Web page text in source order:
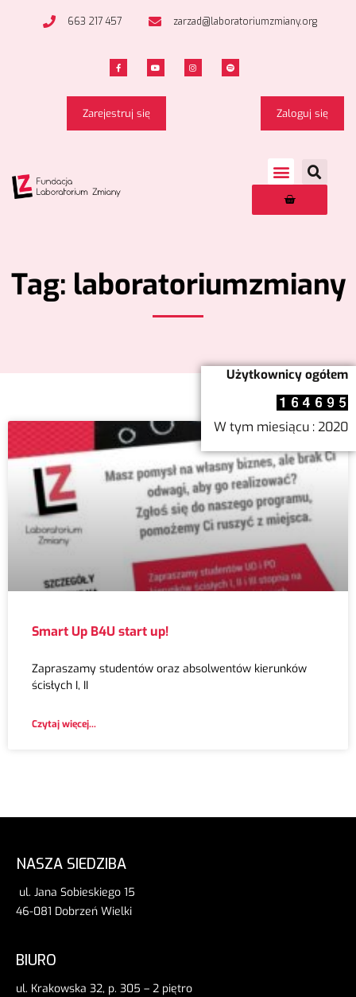
663 217 457 zarzad@laboratoriumzmiany.org
Zarejestruj się Zaloguj się
Tag: laboratoriumzmiany
Smart Up B4U start up!
Zapraszamy studentów oraz absolwentów kierunków
ścisłych I, II
Czytaj więcej...
NASZA SIEDZIBA
ul. Jana Sobieskiego 15
46-081 Dobrzeń Wielki
BIURO
ul. Krakowska 32, p. 305 – 2 piętro
Użytkownicy ogółem
W tym miesiącu : 2020